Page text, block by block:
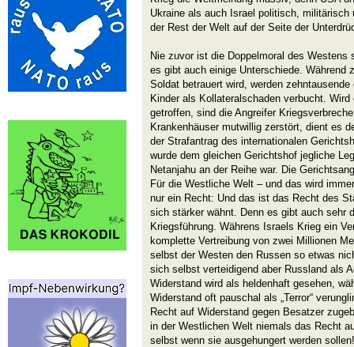
Ukraine als auch Israel politisch, militärisch
der Rest der Welt auf der Seite der
Nie zuvor ist die Doppelmoral des Westens
es gibt auch einige Unterschiede. Während
Soldat betrauert wird, werden
Kinder als Kollateralschaden verbucht.
getroffen, sind die Angreifer
Krankenhäuser mutwillig zerstört, dient es
der Strafantrag des internationalen
wurde dem gleichen Gerichtshof jegliche
Netanjahu an der Reihe war. Die
Für die Westliche Welt – und das wird
nur ein Recht: Und das ist das Recht des
sich stärker wähnt. Denn es gibt auch sehr
Kriegsführung. Währens Israels Krieg ein
komplette Vertreibung von zwei Millionen
selbst der Westen den Russen so etwas
sich selbst verteidigend aber Russland als
Widerstand wird als heldenhaft gesehen,
Widerstand oft pauschal als „Terror“
Recht auf Widerstand gegen Besatzer
in der Westlichen Welt niemals das Recht
selbst wenn sie ausgehungert werden